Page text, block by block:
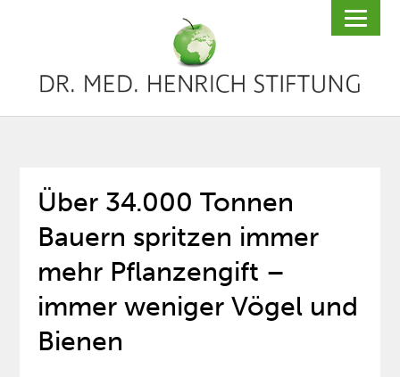
Über 34.000 Tonnen
Bauern spritzen immer
mehr Pflanzengift –
immer weniger Vögel und
Bienen